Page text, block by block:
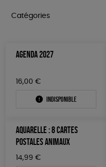
Catégories
MAISON
BIEN-ÊTRE
PAPETERIE
LIVRES
Par défaut
Nouveauté
Prix : du - cher au + cher
50 € - 100 €
150 € - 200 €
Plus de 200€
Couleur
Mots clés
Agriculture Biologique
Biodégradable
AGENDA 2027
16,00 €
Indisponible
AQUARELLE : 8 CARTES
POSTALES ANIMAUX
14,99 €